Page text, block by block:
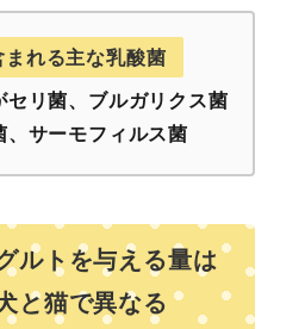
れる主な乳酸菌
セリ菌、ブルガリクス菌
、サーモフィルス菌
ルトを与える量は
と猫で異なる